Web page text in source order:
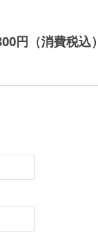
円（消費税込